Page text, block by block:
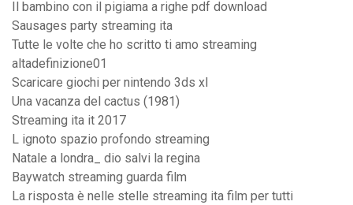
Il bambino con il pigiama a righe pdf download
Sausages party streaming ita
Tutte le volte che ho scritto ti amo streaming
altadefinizione01
Scaricare giochi per nintendo 3ds xl
Una vacanza del cactus (1981)
Streaming ita it 2017
L ignoto spazio profondo streaming
Natale a londra_ dio salvi la regina
Baywatch streaming guarda film
La risposta è nelle stelle streaming ita film per tutti